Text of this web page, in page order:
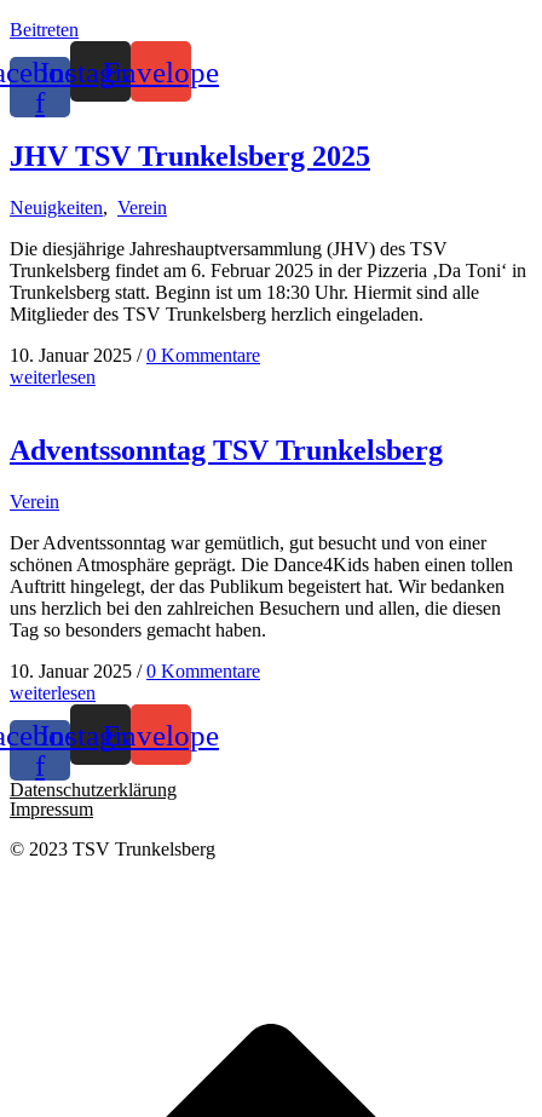
Beitreten
f
InstagramEnvelope
JHV TSV Trunkelsberg 2025
Neuigkeiten, Verein
Die diesjährige Jahreshauptversammlung (JHV) des TSV
Trunkelsberg findet am 6. Februar 2025 in der Pizzeria ‚Da Toni‘ in
Trunkelsberg statt. Beginn ist um 18:30 Uhr. Hiermit sind alle
Mitglieder des TSV Trunkelsberg herzlich eingeladen.
10. Januar 2025 / 0 Kommentare
weiterlesen
Adventssonntag TSV Trunkelsberg
Verein
Der Adventssonntag war gemütlich, gut besucht und von einer
schönen Atmosphäre geprägt. Die Dance4Kids haben einen tollen
Auftritt hingelegt, der das Publikum begeistert hat. Wir bedanken
uns herzlich bei den zahlreichen Besuchern und allen, die diesen
Tag so besonders gemacht haben.
10. Januar 2025 / 0 Kommentare
weiterlesen
f
InstagramEnvelope
Datenschutzerklärung
Impressum
© 2023 TSV Trunkelsberg